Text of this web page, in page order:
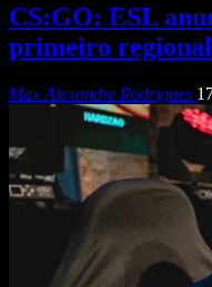
CS:GO: ESL
primeiro
Max Alexandre Rodrigues